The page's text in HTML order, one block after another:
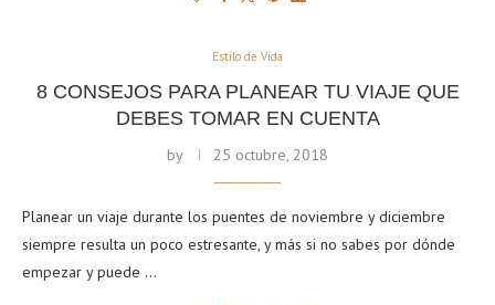
Estilo de Vida
8 CONSEJOS PARA PLANEAR TU VIAJE QUE
DEBES TOMAR EN CUENTA
by 25 octubre, 2018
Planear un viaje durante los puentes de noviembre y diciembre
siempre resulta un poco estresante, y más si no sabes por dónde
empezar y puede …